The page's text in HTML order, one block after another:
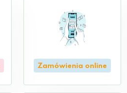
Zamówienia online